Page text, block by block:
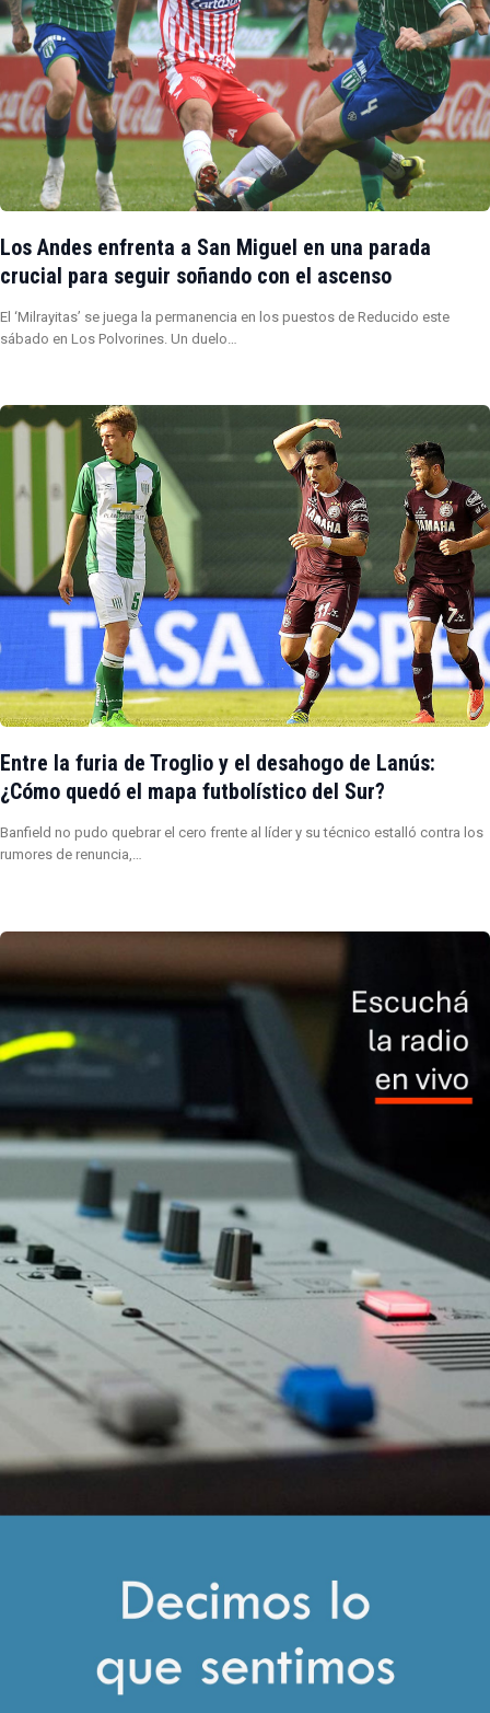
Los Andes enfrenta a San Miguel en una parada
crucial para seguir soñando con el ascenso
El ‘Milrayitas’ se juega la permanencia en los puestos de Reducido este
sábado en Los Polvorines. Un duelo…
Entre la furia de Troglio y el desahogo de Lanús:
¿Cómo quedó el mapa futbolístico del Sur?
Banfield no pudo quebrar el cero frente al líder y su técnico estalló contra los
rumores de renuncia,…